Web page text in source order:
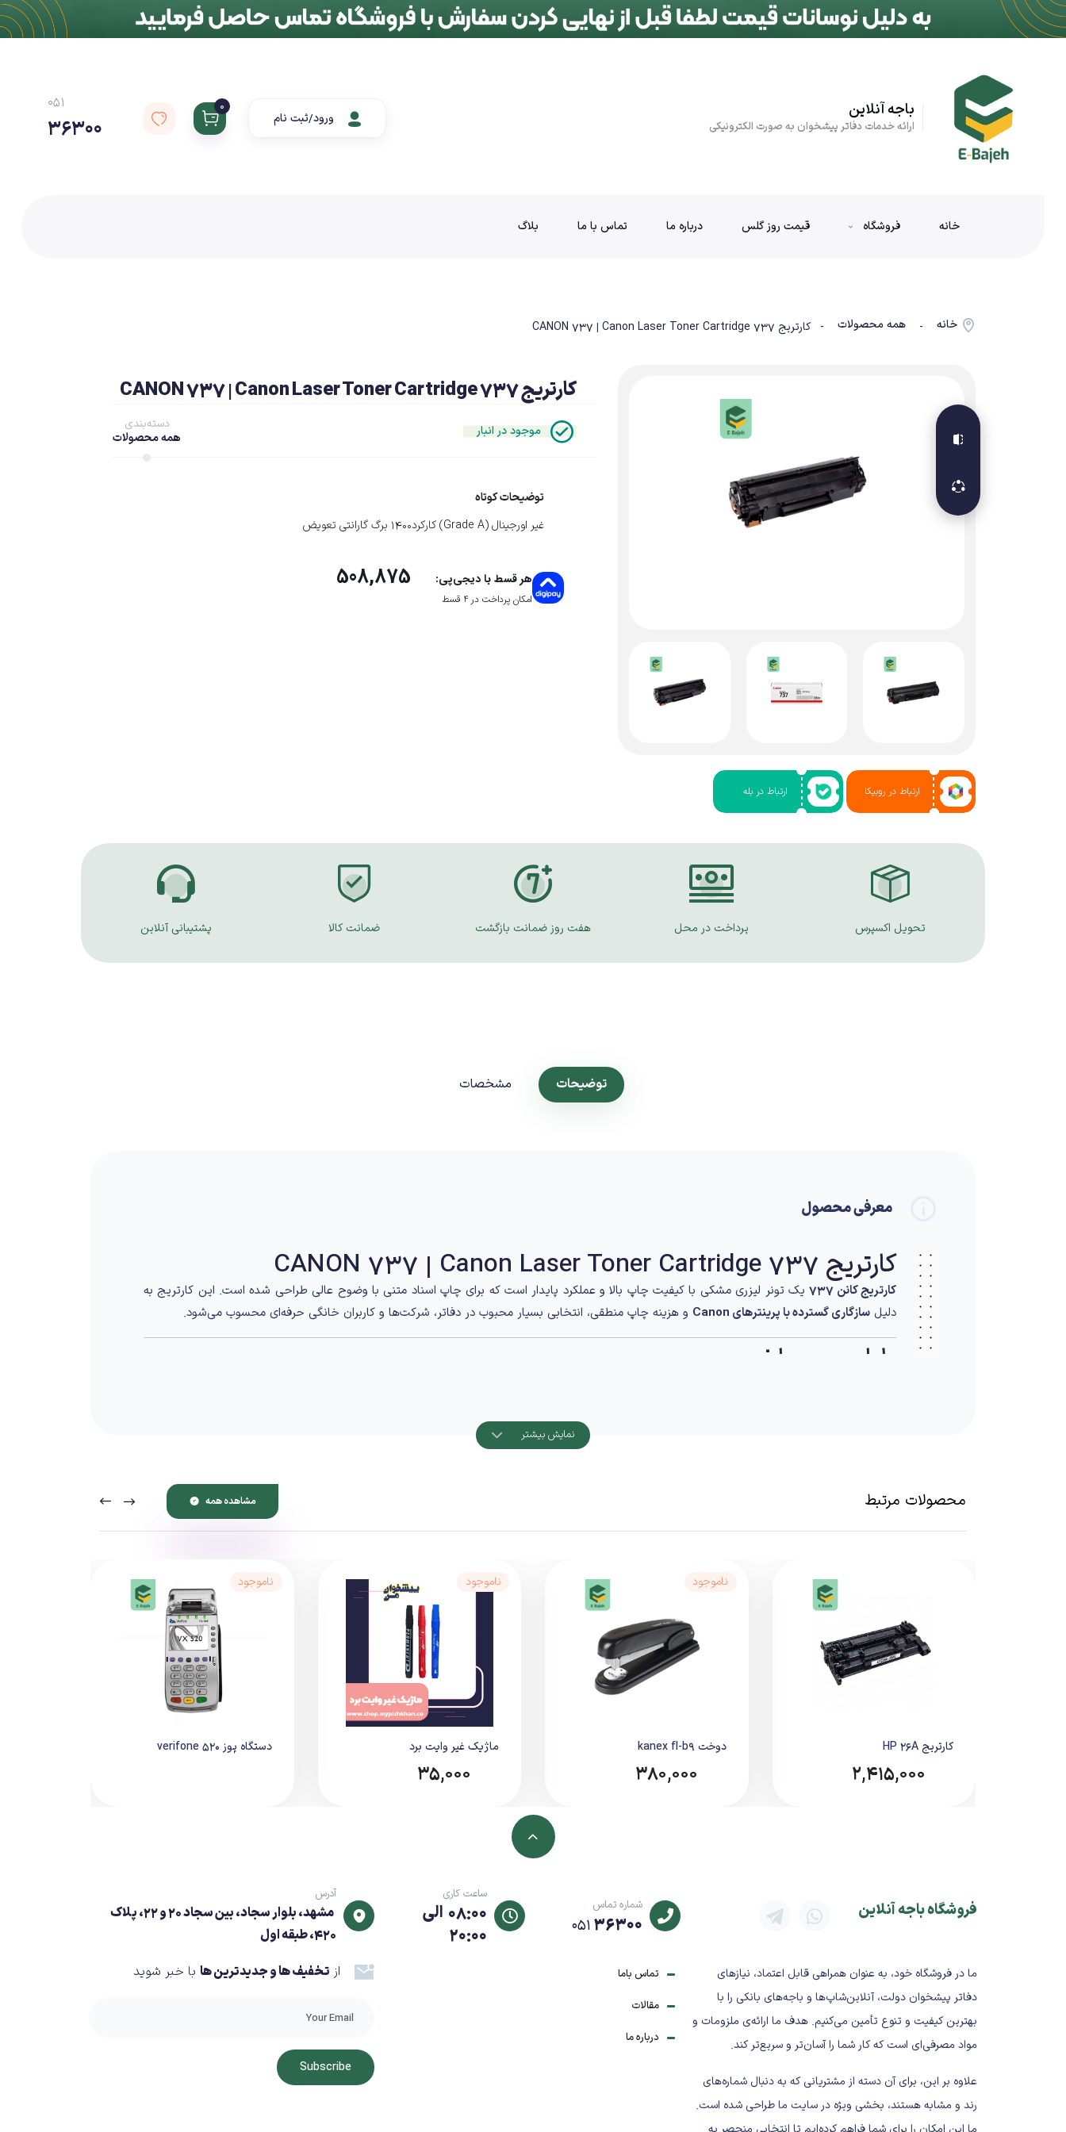
باجه آنلاین
ارائه خدمات دفاتر پیشخوان به صورت الکترونیکی ورود/ثبت نام
0
051
36300
خانه فروشگاه قیمت روز گلس درباره ما تماس با ما بلاگ
خانه - همه محصولات - کارتریج CANON 737 | Canon Laser Toner Cartridge 737
ارتباط در روبیکا ارتباط در بله
کارتریج CANON 737 | Canon Laser Toner Cartridge 737
موجود در انبار
دسته‌بندی
همه محصولات
توضیحات کوتاه
غیر اورجینال (Grade A) کارکرد1400 برگ گارانتی تعویض
هر قسط با دیجی‌پی: 508,875
امکان پرداخت در 4 قسط
تحویل اکسپرس پرداخت در محل هفت روز ضمانت بازگشت ضمانت کالا پشتیبانی آنلاین
توضیحات مشخصات
معرفی محصول
کارتریج CANON 737 | Canon Laser Toner Cartridge 737
کارتریج کانن 737
یک تونر لیزری مشکی با کیفیت چاپ بالا و عملکرد پایدار است که برای چاپ اسناد متنی با وضوح عالی طراحی شده است. این کارتریج به
دلیل سازگاری گسترده با پرینترهای Canon و هزینه چاپ منطقی، انتخابی بسیار محبوب در دفاتر، شرکت‌ها و کاربران خانگی حرفه‌ای محسوب می‌شود.
طراحی و ساخت
کاربرد و موارد استفاده
مناسب برای:
دفاتر اداری و شرکت‌ها
سازمان‌ها و مراکز آموزشی
چاپ فاکتور، گزارش و قرارداد
کاربران خانگی با مصرف منظم
ارائه می‌دهد و کیفیت چاپ را تا پایان ظرفیت حفظ می‌کند.
متون شارپ و شفاف
برند: Canon
تکنولوژی چاپ: لیزری
کارکرد تقریبی: حدود2400 صفحه
وضعیت عرضه: اورجینال / طرح (بسته به موجودی بازار)
کاربرد: چاپ اسناد سیاه‌وسفید
پرینترهای سازگار با Canon 737
Canon i‑SENSYS MF211
نمایش بیشتر
محصولات مرتبط مشاهده همه
کارتریج HP 26A
2,415,000
ناموجود
دوخت kanex fl-b9
380,000
ناموجود
ماژیک غیر وایت برد
35,000
ناموجود
دستگاه پوز verifone 520
فروشگاه باجه آنلاین شماره تماس
05136300
ساعت کاری
08:00 الی
20:00
آدرس
مشهد، بلوار سجاد، بین سجاد 20 و 22، پلاک
420، طبقه اول
ما در فروشگاه خود، به عنوان همراهی قابل اعتماد، نیازهای
دفاتر پیشخوان دولت، آنلاین‌شاپ‌ها و باجه‌های بانکی را با
بهترین کیفیت و تنوع تأمین می‌کنیم. هدف ما ارائه‌ی ملزومات و
مواد مصرفی‌ای است که کار شما را آسان‌تر و سریع‌تر کند.
علاوه بر این، برای آن دسته از مشتریانی که به دنبال شماره‌های
رند و مشابه هستند، بخشی ویژه در سایت ما طراحی شده است.
تماس باما
مقالات
درباره ما
از تخفیف ها و جدیدترین ها با خبر شوید
Subscribe